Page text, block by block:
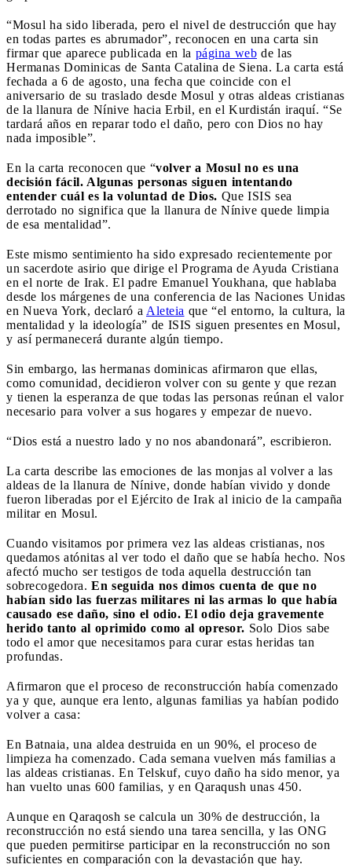
“Mosul ha sido liberada, pero el nivel de destrucción que hay
en todas partes es abrumador”, reconocen en una carta sin
firmar que aparece publicada en la página web de las
Hermanas Dominicas de Santa Catalina de Siena. La carta está
fechada a 6 de agosto, una fecha que coincide con el
aniversario de su traslado desde Mosul y otras aldeas cristianas
de la llanura de Nínive hacia Erbil, en el Kurdistán iraquí. “Se
tardará años en reparar todo el daño, pero con Dios no hay
nada imposible”.
En la carta reconocen que “volver a Mosul no es una
decisión fácil. Algunas personas siguen intentando
entender cuál es la voluntad de Dios. Que ISIS sea
derrotado no significa que la llanura de Nínive quede limpia
de esa mentalidad”.
Este mismo sentimiento ha sido expresado recientemente por
un sacerdote asirio que dirige el Programa de Ayuda Cristiana
en el norte de Irak. El padre Emanuel Youkhana, que hablaba
desde los márgenes de una conferencia de las Naciones Unidas
en Nueva York, declaró a Aleteia que “el entorno, la cultura, la
mentalidad y la ideología” de ISIS siguen presentes en Mosul,
y así permanecerá durante algún tiempo.
Sin embargo, las hermanas dominicas afirmaron que ellas,
como comunidad, decidieron volver con su gente y que rezan
y tienen la esperanza de que todas las personas reúnan el valor
necesario para volver a sus hogares y empezar de nuevo.
“Dios está a nuestro lado y no nos abandonará”, escribieron.
La carta describe las emociones de las monjas al volver a las
aldeas de la llanura de Nínive, donde habían vivido y donde
fueron liberadas por el Ejército de Irak al inicio de la campaña
militar en Mosul.
Cuando visitamos por primera vez las aldeas cristianas, nos
quedamos atónitas al ver todo el daño que se había hecho. Nos
afectó mucho ser testigos de toda aquella destrucción tan
sobrecogedora. En seguida nos dimos cuenta de que no
habían sido las fuerzas militares ni las armas lo que había
causado ese daño, sino el odio. El odio deja gravemente
herido tanto al oprimido como al opresor. Solo Dios sabe
todo el amor que necesitamos para curar estas heridas tan
profundas.
Afirmaron que el proceso de reconstrucción había comenzado
ya y que, aunque era lento, algunas familias ya habían podido
volver a casa:
En Batnaia, una aldea destruida en un 90%, el proceso de
limpieza ha comenzado. Cada semana vuelven más familias a
las aldeas cristianas. En Telskuf, cuyo daño ha sido menor, ya
han vuelto unas 600 familias, y en Qaraqush unas 450.
Aunque en Qaraqosh se calcula un 30% de destrucción, la
reconstrucción no está siendo una tarea sencilla, y las ONG
que pueden permitirse participar en la reconstrucción no son
suficientes en comparación con la devastación que hay.